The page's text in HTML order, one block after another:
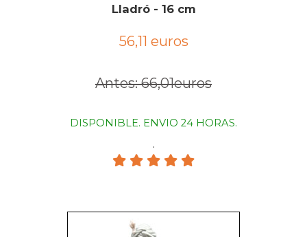
Lladró - 16 cm
56,11 euros
Antes: 66,01euros
DISPONIBLE. ENVIO 24 HORAS.
.